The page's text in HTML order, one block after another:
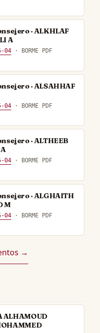
· ALKHLAF
A
04 · BORME PDF
· ALSAHHAF
04 · BORME PDF
· ALTHEEB
04 · BORME PDF
· ALGHAITH
M
04 · BORME PDF
→
ALHAMOUD